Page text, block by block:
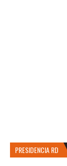
PRESIDENCIA RD